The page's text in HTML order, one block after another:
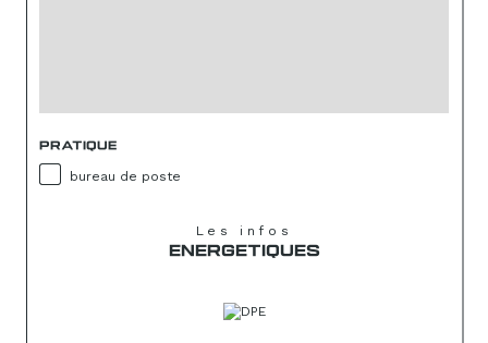
PRATIQUE
bureau de poste
Les infos
ENERGETIQUES